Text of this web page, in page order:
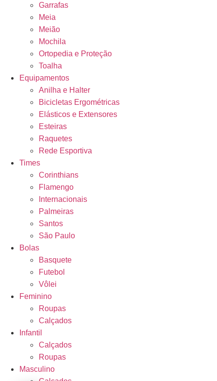
Garrafas
Meia
Meião
Mochila
Ortopedia e Proteção
Toalha
Equipamentos
Anilha e Halter
Bicicletas Ergométricas
Elásticos e Extensores
Esteiras
Raquetes
Rede Esportiva
Times
Corinthians
Flamengo
Internacionais
Palmeiras
Santos
São Paulo
Bolas
Basquete
Futebol
Vôlei
Feminino
Roupas
Calçados
Infantil
Calçados
Roupas
Masculino